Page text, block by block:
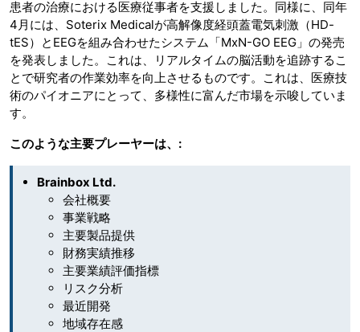
患者の治療における医療従事者を支援しました。同様に、同年
4月には、Soterix Medicalが高解像度経頭蓋電気刺激（HD-
tES）とEEGを組み合わせたシステム「MxN-GO EEG」の発売
を発表しました。これは、リアルタイムの脳活動を追跡するこ
とで研究者の作業効率を向上させるものです。これは、医療技
術のパイオニアにとって、多様性に富んだ市場を示唆していま
す。
このような主要プレーヤーは、:
Brainbox Ltd.
会社概要
事業戦略
主要製品提供
財務実績推移
主要業績評価指標
リスク分析
最近開発
地域存在感